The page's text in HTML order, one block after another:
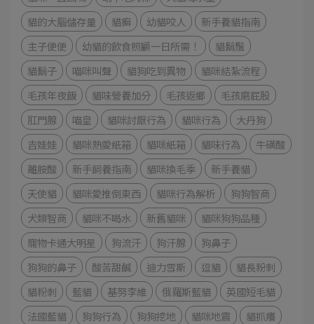
貓的大腦儲存量
貓癬 幼貓咬人
新手養貓指南
主子便便
幼貓的飲食照顧一日所需！
貓鬍鬚
貓鬍子
喵咪叫聲 貓狗吃到異物
貓咪結紮流程
毛孩年夜飯
貓味營養加分 毛孩返鄉
毛孩磨屁股
肛門腺
喵皇 貓咪討厭行為 貓咪行為
大丹狗
吉娃娃
貓咪熱愛紙箱 貓咪紙箱 貓味行為
牛磺酸
離胺酸
新手飼養指南 貓咪換毛季
新手養貓
天使貓
貓咪愛推倒東西 貓咪行為解析
狗狗智商
犬類智商
貓咪不喝水 新舊貓咪
貓咪狗狗品種
寵物卡通大明星
狗流汗 狗汗腺
狗鼻子
狗狗的鼻子
酸苦甜鹹 迪力雪斯 逗貓
貓長粉刺
貓粉刺
藍貓 基努李維 俄羅斯藍貓
英國短毛貓
法國藍貓
狗狗行為 狗狗挖地 貓咪地震
貓抓癢